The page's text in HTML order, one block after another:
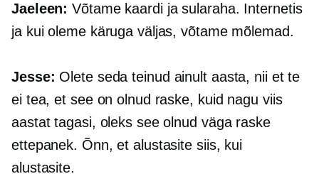
Jaeleen: Võtame kaardi ja sularaha. Internetis
ja kui oleme käruga väljas, võtame mõlemad.
Jesse: Olete seda teinud ainult aasta, nii et te
ei tea, et see on olnud raske, kuid nagu viis
aastat tagasi, oleks see olnud väga raske
ettepanek. Õnn, et alustasite siis, kui
alustasite.